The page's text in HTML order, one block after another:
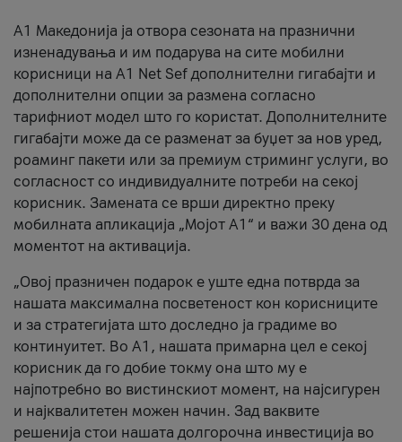
А1 Македонија ја отвора сезоната на празнични
изненадувања и им подарува на сите мобилни
корисници на A1 Net Sef дополнителни гигабајти и
дополнителни опции за размена согласно
тарифниот модел што го користат. Дополнителните
гигабајти може да се разменат за буџет за нов уред,
роаминг пакети или за премиум стриминг услуги, во
согласност со индивидуалните потреби на секој
корисник. Замената се врши директно преку
мобилната апликација „Мојот А1“ и важи 30 дена од
моментот на активација.
„Овој празничен подарок е уште една потврда за
нашата максимална посветеност кон корисниците
и за стратегијата што доследно ја градиме во
континуитет. Во А1, нашата примарна цел е секој
корисник да го добие токму она што му е
најпотребно во вистинскиот момент, на најсигурен
и најквалитетен можен начин. Зад ваквите
решенија стои нашата долгорочна инвестиција во